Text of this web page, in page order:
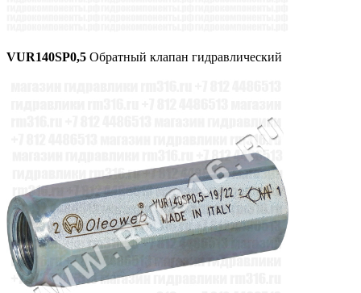
VUR140SP0,5 Обратный клапан гидравлический